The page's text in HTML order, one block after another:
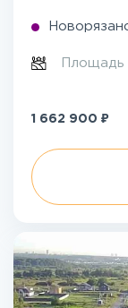
Площадь
1 662 900 ₽